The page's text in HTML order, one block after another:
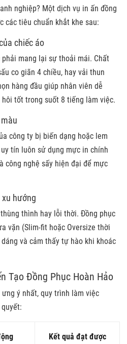
nghiệp? Một dịch vụ in ấn đồng
các tiêu chuẩn khắt khe sau:
chiếc áo
mang lại sự thoải mái. Chất
co giãn 4 chiều, hay vải thun
hàng đầu giúp nhân viên dễ
tốt trong suốt 8 tiếng làm việc.
công ty bị biến dạng hoặc lem
tín luôn sử dụng mực in chính
công nghệ sấy hiện đại để mực
hướng
thình hay lỗi thời. Đồng phục
vặn (Slim-fit hoặc Oversize thời
và cảm thấy tự hào khi khoác
Tạo Đồng Phục Hoàn Hảo
ý nhất, quy trình làm việc
Kết quả đạt được